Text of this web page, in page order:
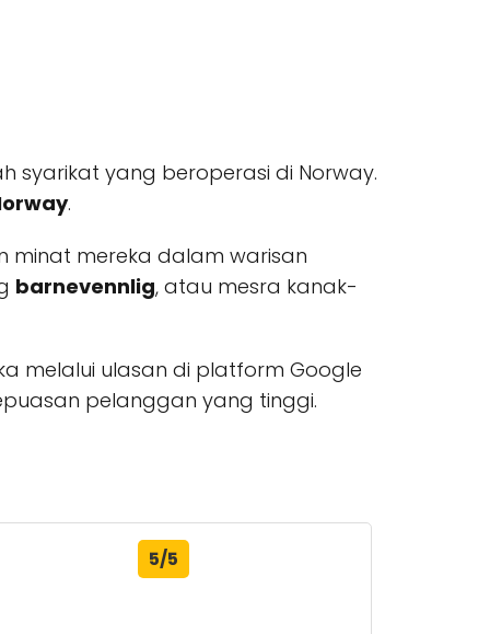
syarikat yang beroperasi di Norway.
.
minat mereka dalam warisan
barnevennlig, atau mesra kanak-
melalui ulasan di platform Google
pelanggan yang tinggi.
5/5